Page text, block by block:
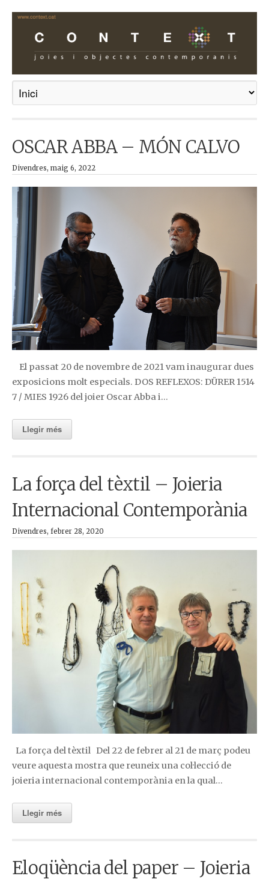
OSCAR ABBA – MÓN CALVO
Divendres, maig 6, 2022
El passat 20 de novembre de 2021 vam inaugurar dues
exposicions molt especials. DOS REFLEXOS: DÜRER 1514
7 / MIES 1926 del joier Oscar Abba i…
Llegir més
La força del tèxtil – Joieria
Internacional Contemporània
Divendres, febrer 28, 2020
La força del tèxtil Del 22 de febrer al 21 de març podeu
veure aquesta mostra que reuneix una col·lecció de
joieria internacional contemporània en la qual…
Llegir més
Eloqüència del paper – Joieria